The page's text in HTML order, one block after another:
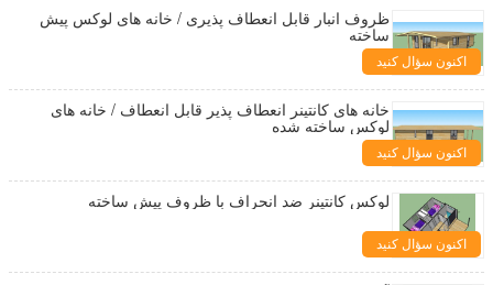
ظروف انبار قابل انعطاف پذیری / خانه های لوکس پیش
ساخته
اکنون سؤال کنید
خانه های کانتینر انعطاف پذیر قابل انعطاف / خانه های
لوکس ساخته شده
اکنون سؤال کنید
لوکس کانتینر ضد انحراف با ظروف پیش ساخته
اکنون سؤال کنید